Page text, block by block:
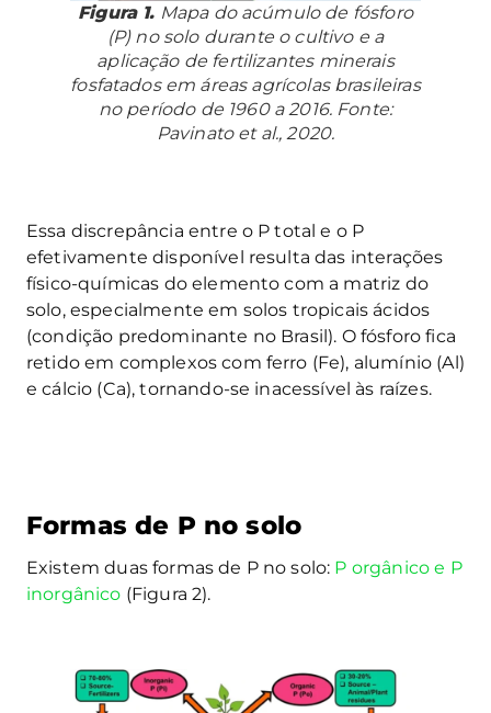
Figura 1. Mapa do acúmulo de fósforo
(P) no solo durante o cultivo e a
aplicação de fertilizantes minerais
fosfatados em áreas agrícolas brasileiras
no período de 1960 a 2016. Fonte:
Pavinato et al., 2020.
Essa discrepância entre o P total e o P
efetivamente disponível resulta das interações
físico-químicas do elemento com a matriz do
solo, especialmente em solos tropicais ácidos
(condição predominante no Brasil). O fósforo fica
retido em complexos com ferro (Fe), alumínio (Al)
e cálcio (Ca), tornando-se inacessível às raízes.
Formas de P no solo
Existem duas formas de P no solo: P orgânico e P
inorgânico (Figura 2).